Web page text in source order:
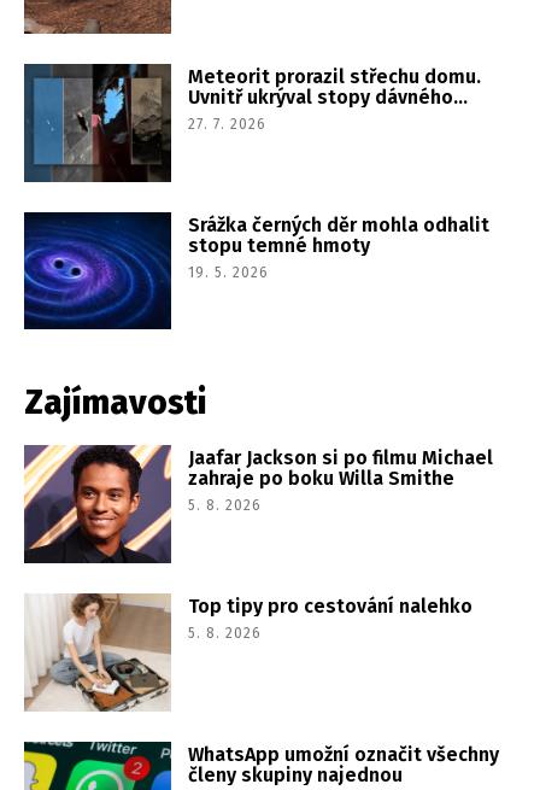
Meteorit prorazil střechu domu.
Uvnitř ukrýval stopy dávného
slaného světa
27. 7. 2026
Srážka černých děr mohla odhalit
stopu temné hmoty
19. 5. 2026
Zajímavosti
Jaafar Jackson si po filmu Michael
zahraje po boku Willa Smithe
5. 8. 2026
Top tipy pro cestování nalehko
5. 8. 2026
WhatsApp umožní označit všechny
členy skupiny najednou